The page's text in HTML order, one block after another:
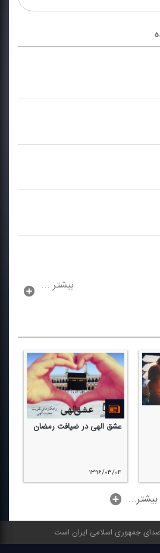
بیشتر ...
عشق الهی در ضیافت رمضان
۱۳۹۶/۰۳/۰۴
...بیشتر
جمهوری اسلامی ایران است